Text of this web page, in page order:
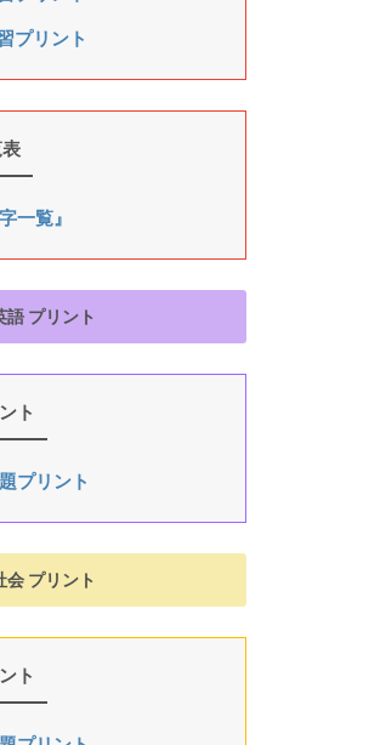
プリント
一覧』
語 プリント
ト
プリント
会 プリント
ト